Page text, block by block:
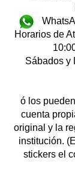
Horarios de
Sábados y
ó los
cuenta
original y la
institución.
stickers el